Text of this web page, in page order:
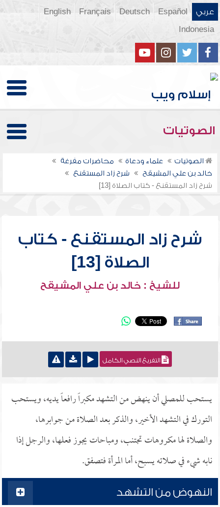
عربي Español
Deutsch
Français
English
Indonesia
الصوتيات
الصوتيات علماء ودعاة
محاضرات مفرغة
خالد بن علي المشيقح
شرح زاد المستقنع
شرح زاد المستقنع - كتاب الصلاة [13]
شرح زاد المستقنع - كتاب
الصلاة [13]
للشيخ : خالد بن علي المشيقح
التفريغ النصي الكامل
يستحب للمصلي أن ينهض من التشهد مكبراً رافعاً يديه، ويستحب
التورك في التشهد الأخير، والذكر بعد الصلاة من جوابرها،
والصلاة لها مكروهات تجتنب، ومباحات يجوز فعلها، والرجل إذا
نابه شيء في صلاته يسبح، أما المرأة فتصفق.
النهوض من التشهد